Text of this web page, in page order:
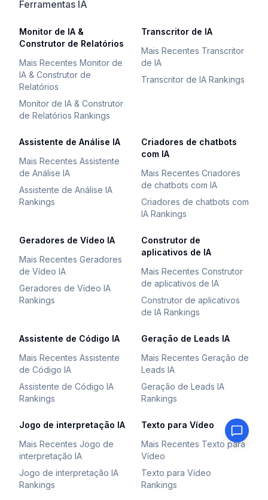
Ferramentas IA
Monitor de IA &
Construtor de Relatórios
Mais Recentes Monitor de
IA & Construtor de
Relatórios
Monitor de IA & Construtor
de Relatórios Rankings
Transcritor de IA
Mais Recentes Transcritor
de IA
Transcritor de IA Rankings
Assistente de Análise IA
Mais Recentes Assistente
de Análise IA
Assistente de Análise IA
Rankings
Criadores de chatbots
com IA
Mais Recentes Criadores
de chatbots com IA
Criadores de chatbots com
IA Rankings
Geradores de Vídeo IA
Mais Recentes Geradores
de Vídeo IA
Geradores de Vídeo IA
Rankings
Construtor de
aplicativos de IA
Mais Recentes Construtor
de aplicativos de IA
Construtor de aplicativos
de IA Rankings
Assistente de Código IA
Mais Recentes Assistente
de Código IA
Assistente de Código IA
Rankings
Geração de Leads IA
Mais Recentes Geração de
Leads IA
Geração de Leads IA
Rankings
Jogo de interpretação IA
Mais Recentes Jogo de
interpretação IA
Jogo de interpretação IA
Rankings
Texto para Vídeo
Mais Recentes Texto para
Vídeo
Texto para Vídeo
Rankings